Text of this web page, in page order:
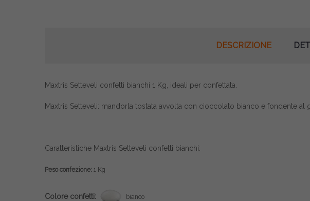
DESCRIZIONE
Maxtris Setteveli confetti bianchi 1 Kg, ideali per confettata.
Maxtris Setteveli: mandorla tostata avvolta con cioccolato bianco e fondente
Caratteristiche Maxtris Setteveli confetti bianchi:
Peso confezione: 1 Kg
Colore confetti: bianco